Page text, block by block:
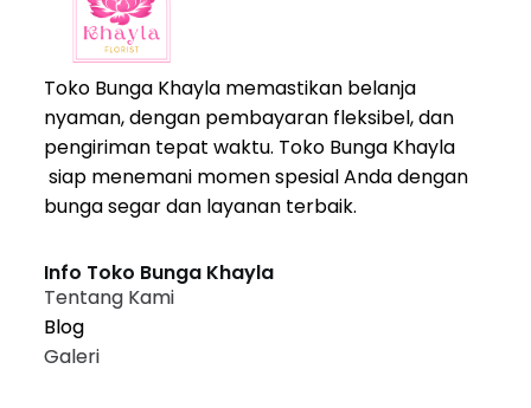
Toko Bunga Khayla memastikan belanja
nyaman, dengan pembayaran fleksibel, dan
pengiriman tepat waktu. Toko Bunga Khayla
siap menemani momen spesial Anda dengan
bunga segar dan layanan terbaik.
Info Toko Bunga Khayla
Tentang Kami
Blog
Galeri